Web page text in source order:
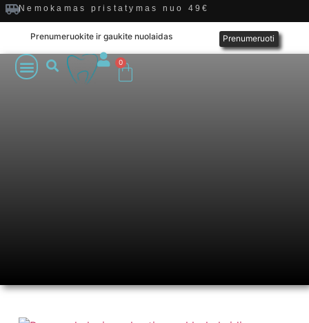
Nemokamas pristatymas nuo 49€
Prenumeruokite ir gaukite nuolaidas Prenumeruoti
0